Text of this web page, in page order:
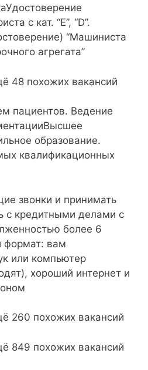
с кат. “Е”, “D”.
“Машиниста
агрегата”
48 похожих вакансий
пациентов. Ведение
образование.
квалификационных
звонки и принимать
с кредитными делами с
более 6
формат: вам
или компьютер
хороший интернет и
260 похожих вакансий
849 похожих вакансий